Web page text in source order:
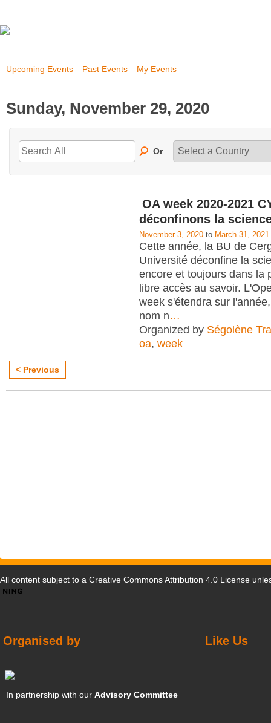
Upcoming Events Past Events My Events
Sunday, November 29, 2020
Or
OA week 2020-2021
déconfinons la
November 3, 2020 to March 31, 2021
Cette année, la BU de
Université déconfine la
encore et toujours dans la
libre accès au savoir.
week s'étendra sur
nom n…
Organized by Ségolène
oa, week
< Previous
All content subject to a Creative Commons Attribution 4.0 License
Like Us
Organised by
In partnership with ourAdvisory Committee